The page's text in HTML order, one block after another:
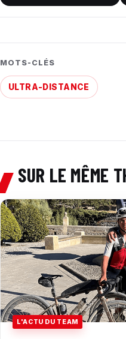
MOTS-CLÉS
ULTRA-DISTANCE
SUR LE MÊME
L'ACTU DU TEAM